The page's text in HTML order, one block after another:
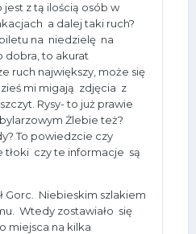
jest z tą ilością osób w
a dalej taki ruch?
na niedzielę na
dobra, to akurat
ruch największy, może się
mi migają zdjęcia z
Rysy- to już prawie
Żlebie też?
To powiedzcie czy
tłoki czy te informacje są
Gorc. Niebieskim szlakiem
Wtedy zostawiało się
miejsca na kilka